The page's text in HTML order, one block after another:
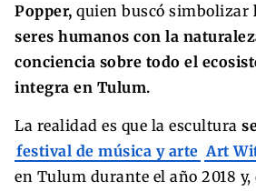
Popper, quien buscó simbolizar
seres humanos con la
conciencia sobre todo el
integra en Tulum.
La realidad es que la escultura
festival de música y arte Art
en Tulum durante el año 2018 y,